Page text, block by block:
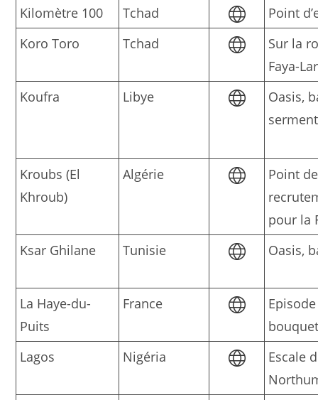
Kilomètre 100
Tchad
Point
Koro Toro
Tchad
Sur la
Faya-
Koufra
Libye
Oasis,
serment
Kroubs (El
Khroub)
Algérie
Point de
pour la
Ksar Ghilane
Tunisie Oasis,
La Haye-du-
Puits
France
Lagos
Nigéria
Escale